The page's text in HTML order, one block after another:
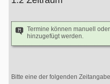
Termine können manuell
hinzugefügt werden.
Bitte eine der folgenden